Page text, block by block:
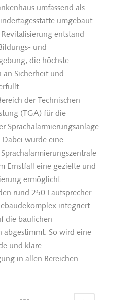
umfassend als
umgebaut.
entstand
und
die höchste
Sicherheit und
der Technischen
(TGA) für die
Sprachalarmierungsanlage
wurde eine
Ernstfall eine gezielte und
ermöglicht.
rund 250 Lautsprecher
integriert
die baulichen
abgestimmt. So wird eine
und klare
in allen Bereichen